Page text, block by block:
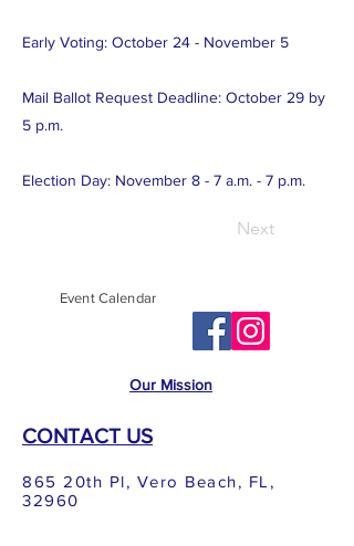
Early Voting: October 24 - November 5
Mail Ballot Request Deadline: October 29 by
5 p.m.
Election Day: November 8 - 7 a.m. - 7 p.m.
Next
Event Calendar
Our Mission
CONTACT US
865 20th Pl, Vero Beach, FL,
32960